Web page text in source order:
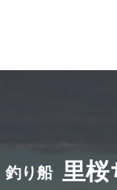
釣り船 里桜